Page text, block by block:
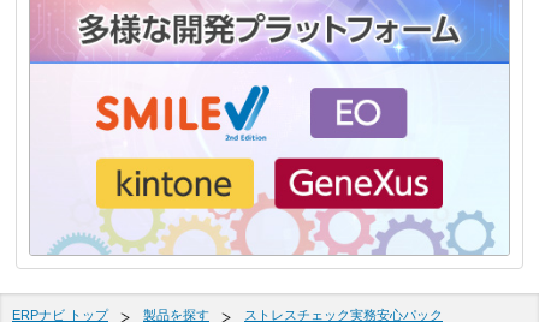
ERPナビ トップ 製品を探す ストレスチェック実務安心パック